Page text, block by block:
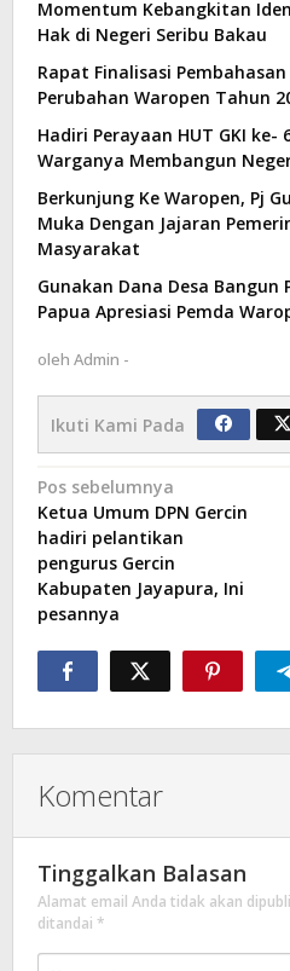
Momentum Kebangkitan
Hak di Negeri Seribu Bakau
Rapat Finalisasi Pembahasan
Perubahan Waropen Tahun
Hadiri Perayaan HUT GKI ke-
Warganya Membangun
Berkunjung Ke Waropen, Pj
Muka Dengan Jajaran
Masyarakat
Gunakan Dana Desa Bangun
Papua Apresiasi Pemda
oleh Admin -
Ikuti Kami Pada
Navigasi
pos
Pos sebelumnya
Ketua Umum DPN Gercin
hadiri pelantikan
pengurus Gercin
Kabupaten Jayapura, Ini
pesannya
Komentar
Tinggalkan Balasan
Alamat email Anda tidak akan
ditandai *